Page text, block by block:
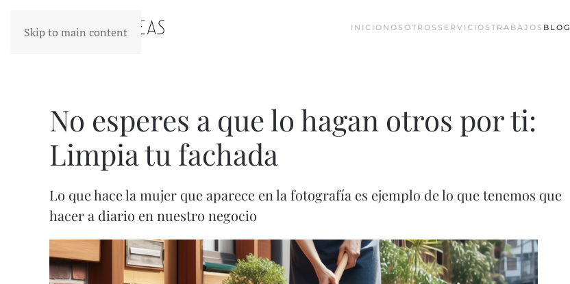
Skip to main content INICIO NOSOTROS SERVICIOS TRABAJOS BLOG
No esperes a que lo hagan otros por ti:
Limpia tu fachada
Lo que hace la mujer que aparece en la fotografía es ejemplo de lo que tenemos que
hacer a diario en nuestro negocio